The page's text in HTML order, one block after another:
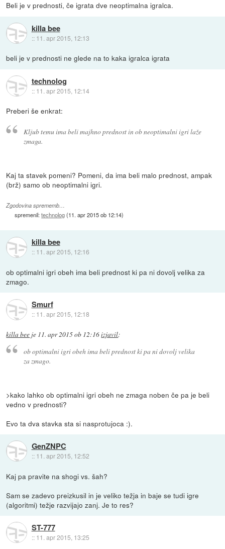
Beli je v prednosti, če igrata dve neoptimalna igralca.
killa bee
:: 11. apr 2015, 12:13
beli je v prednosti ne glede na to kaka igralca igrata
technolog
:: 11. apr 2015, 12:14
Preberi še enkrat:
Kljub temu ima beli majhno prednost in ob neoptimalni igri laže
zmaga.
Kaj ta stavek pomeni? Pomeni, da ima beli malo prednost, ampak
(brž) samo ob neoptimalni igri.
Zgodovina sprememb…
spremenil:technolog(11. apr 2015 ob 12:14)
killa bee
:: 11. apr 2015, 12:16
ob optimalni igri obeh ima beli prednost ki pa ni dovolj velika za
zmago.
Smurf
:: 11. apr 2015, 12:18
killa bee je 11. apr 2015 ob 12:16izjavil:
ob optimalni igri obeh ima beli prednost ki pa ni dovolj velika
za zmago.
>kako lahko ob optimalni igri obeh ne zmaga noben če pa je beli
vedno v prednosti?
Evo ta dva stavka sta si nasprotujoca :).
GenZNPC
:: 11. apr 2015, 12:52
Kaj pa pravite na shogi vs. šah?
Sam se zadevo preizkusil in je veliko težja in baje se tudi igre
(algoritmi) težje razvijajo zanj. Je to res?
ST-777
:: 11. apr 2015, 13:25